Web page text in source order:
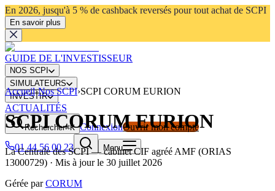
En 2026, jusqu'à 5 % de cashback reversés pour tout achat de SCPI
En savoir plus
GUIDE DE L'INVESTISSEUR
NOS SCPI
SIMULATEURS
INVESTIR
ACTUALITÉS
Rechercher⌘K ConnexionOuvrir mon compte
01 44 56 00 23
Menu
Accueil›Nos SCPI›SCPI CORUM EURION
SCPI CORUM EURION
La Centrale des SCPI — cabinet CIF agréé AMF (ORIAS
13000729) · Mis à jour le 30 juillet 2026
Gérée par CORUM